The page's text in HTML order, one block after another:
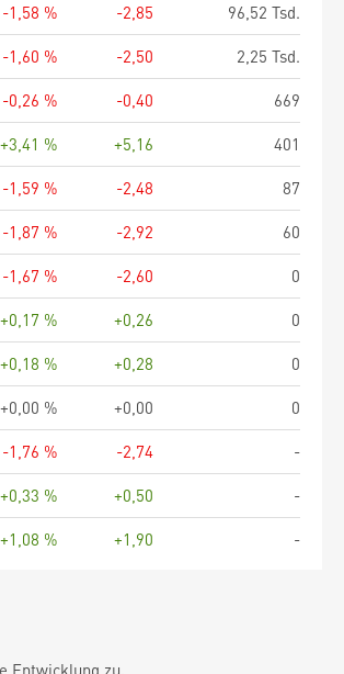
-1,58 % -2,85
96,52 Tsd.
-1,60 % -2,50
2,25 Tsd.
-0,26 % -0,40
669
+3,41 % +5,16
401
-1,59 % -2,48
87
-1,87 % -2,92
60
-1,67 % -2,60
0
+0,17 % +0,26
0
+0,18 % +0,28
0
+0,00 % +0,00
0
-1,76 % -2,74
-
+0,33 % +0,50
-
+1,08 % +1,90 -
Entwicklung zu.